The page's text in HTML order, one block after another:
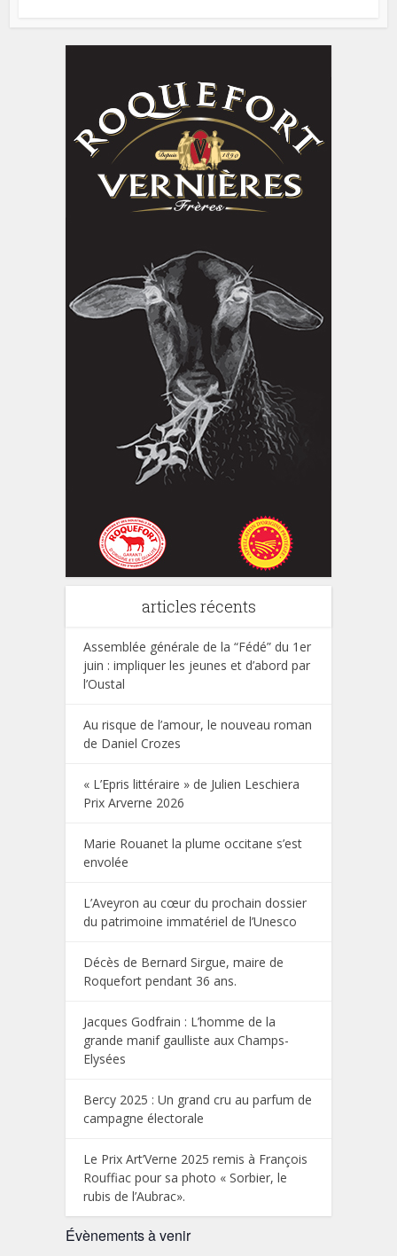
articles récents
Assemblée générale de la “Fédé” du 1er
juin : impliquer les jeunes et d’abord par
l’Oustal
Au risque de l’amour, le nouveau roman
de Daniel Crozes
« L’Epris littéraire » de Julien Leschiera
Prix Arverne 2026
Marie Rouanet la plume occitane s’est
envolée
L’Aveyron au cœur du prochain dossier
du patrimoine immatériel de l’Unesco
Décès de Bernard Sirgue, maire de
Roquefort pendant 36 ans.
Jacques Godfrain : L’homme de la
grande manif gaulliste aux Champs-
Elysées
Bercy 2025 : Un grand cru au parfum de
campagne électorale
Le Prix Art’Verne 2025 remis à François
Rouffiac pour sa photo « Sorbier, le
rubis de l’Aubrac».
Évènements à venir